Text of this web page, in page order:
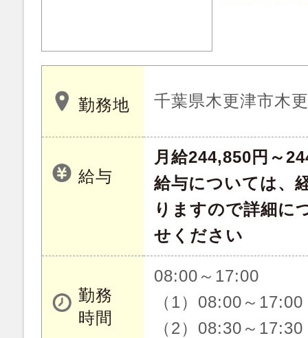
勤務地 千葉県木更津市木
給与
月給244,850円～
給与については、
りますので詳細に
せください
勤務
時間
08:00～17:00
（1）08:00～17:00
（2）08:30～17:30